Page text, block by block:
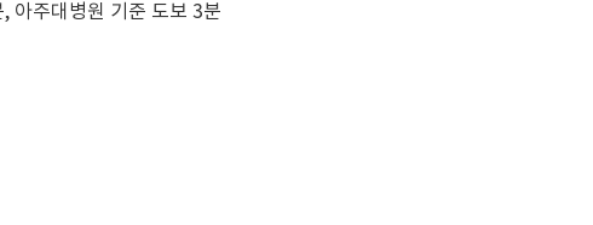
아주대병원 기준 도보 3분